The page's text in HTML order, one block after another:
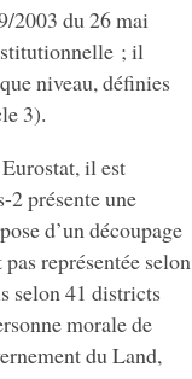
2003 du 26 mai
; il
niveau, définies
3).
il est
2 présente une
d’un découpage
représentée selon
selon 41 districts
morale de
du Land,